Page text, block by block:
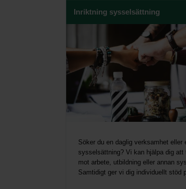
Inriktning sysselsättning
Söker du en daglig verksamhet eller
sysselsättning? Vi kan hjälpa dig att
mot arbete, utbildning eller annan
Samtidigt ger vi dig individuellt stöd